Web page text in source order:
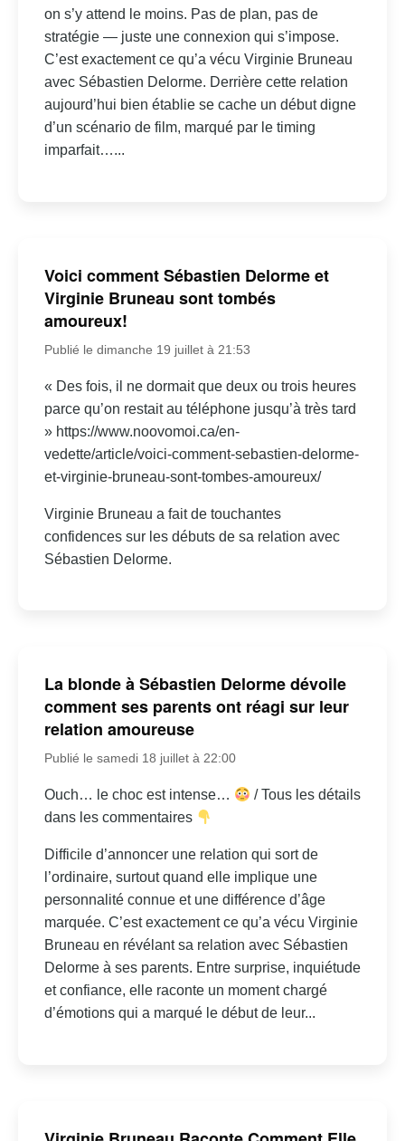
on s’y attend le moins. Pas de plan, pas de
stratégie — juste une connexion qui s’impose.
C’est exactement ce qu’a vécu Virginie Bruneau
avec Sébastien Delorme. Derrière cette relation
aujourd’hui bien établie se cache un début digne
d’un scénario de film, marqué par le timing
imparfait…...
Voici comment Sébastien Delorme et
Virginie Bruneau sont tombés
amoureux!
Publié le dimanche 19 juillet à 21:53
« Des fois, il ne dormait que deux ou trois heures
parce qu’on restait au téléphone jusqu’à très tard
» https://www.noovomoi.ca/en-
vedette/article/voici-comment-sebastien-delorme-
et-virginie-bruneau-sont-tombes-amoureux/
Virginie Bruneau a fait de touchantes
confidences sur les débuts de sa relation avec
Sébastien Delorme.
La blonde à Sébastien Delorme dévoile
comment ses parents ont réagi sur leur
relation amoureuse
Publié le samedi 18 juillet à 22:00
Ouch… le choc est intense…
/ Tous les détails
dans les commentaires
Difficile d’annoncer une relation qui sort de
l’ordinaire, surtout quand elle implique une
personnalité connue et une différence d’âge
marquée. C’est exactement ce qu’a vécu Virginie
Bruneau en révélant sa relation avec Sébastien
Delorme à ses parents. Entre surprise, inquiétude
et confiance, elle raconte un moment chargé
d’émotions qui a marqué le début de leur...